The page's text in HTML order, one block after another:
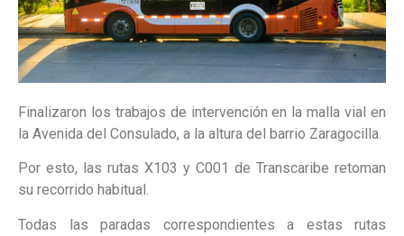
Finalizaron los trabajos de intervención en la malla vial en
la Avenida del Consulado, a la altura del barrio Zaragocilla.
Por esto, las rutas X103 y C001 de Transcaribe retoman
su recorrido habitual.
Todas las paradas correspondientes a estas rutas